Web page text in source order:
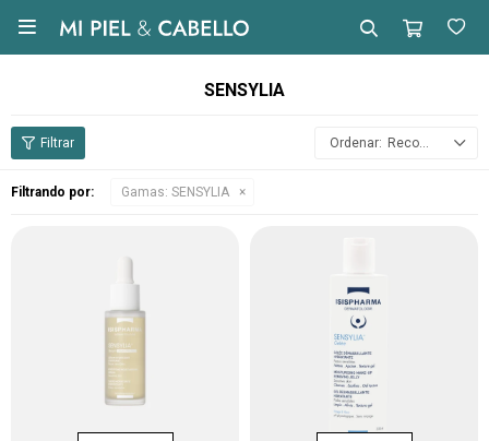

SENSYLIA
Recomendados
Filtrando por: Gamas: SENSYLIA